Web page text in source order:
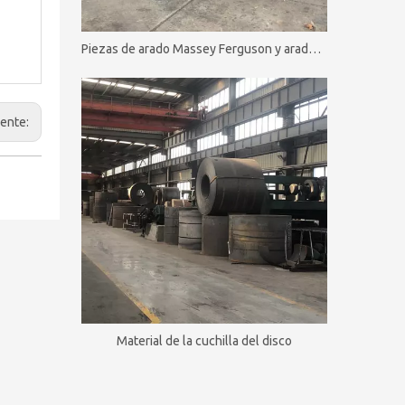
Piezas de arado Massey Ferguson y arado de disco MF
Material de la cuchilla del disco